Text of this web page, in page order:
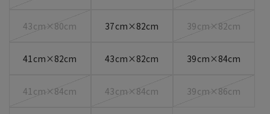
43cm×80cm 37cm×82cm 39cm×82cm
41cm×82cm 43cm×82cm 39cm×84cm
41cm×84cm 43cm×84cm 39cm×86cm